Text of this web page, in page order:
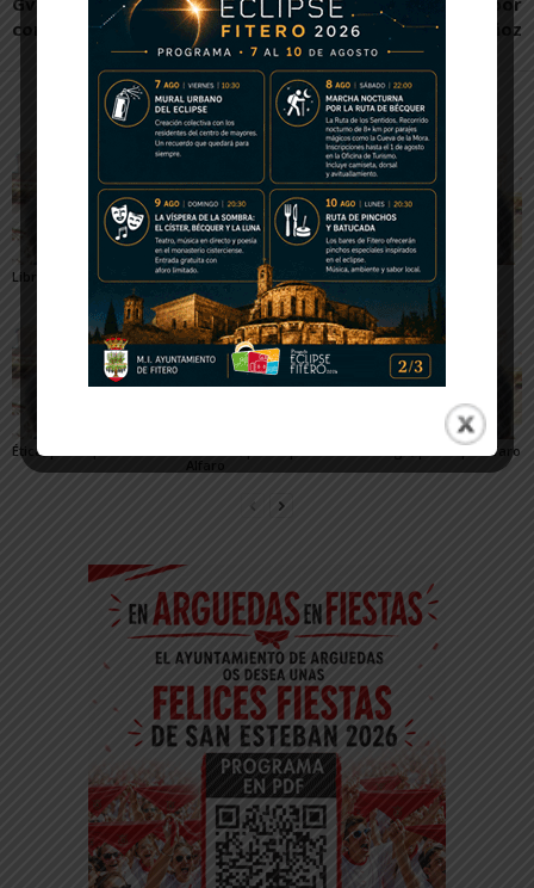
como motor de futuro
Carlos Muñoz
Artículos relacionados Más del autor
Libros, por Pepe Alfaro
Involución, por Pepe
Alfaro
Desinformación, por
Pepe Alfaro
Ética, por Pepe Alfaro
Alfaro
Diálogo, por Pepe Alfaro